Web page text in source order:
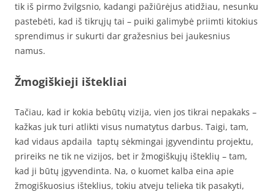
tik iš pirmo žvilgsnio, kadangi pažiūrėjus atidžiau, nesunku
pastebėti, kad iš tikrųjų tai – puiki galimybė priimti kitokius
sprendimus ir sukurti dar gražesnius bei jaukesnius
namus.
Žmogiškieji ištekliai
Tačiau, kad ir kokia bebūtų vizija, vien jos tikrai nepakaks –
kažkas juk turi atlikti visus numatytus darbus. Taigi, tam,
kad vidaus apdaila taptų sėkmingai įgyvendintu projektu,
prireiks ne tik ne vizijos, bet ir žmogiškųjų išteklių – tam,
kad ji būtų įgyvendinta. Na, o kuomet kalba eina apie
žmogiškuosius išteklius, tokiu atveju telieka tik pasakyti,